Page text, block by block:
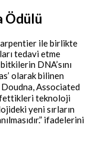
Ödülü
ile birlikte
tedavi etme
DNA’sını
olarak bilinen
Associated
teknoloji
yeni sırların
ifadelerini